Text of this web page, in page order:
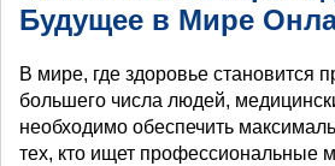
Будущее в Мире
В мире, где здоровье становится
большего числа людей,
необходимо обеспечить
тех, кто ищет профессиональные